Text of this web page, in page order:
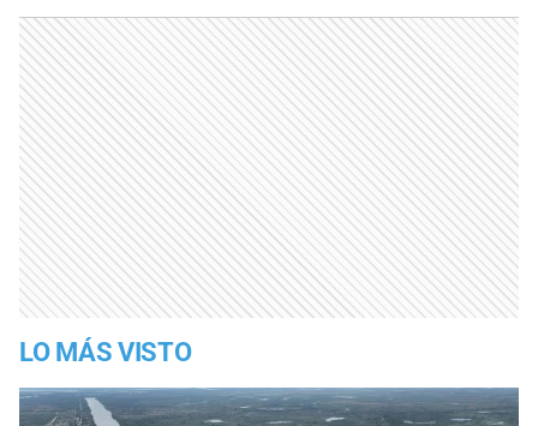
LO MÁS VISTO